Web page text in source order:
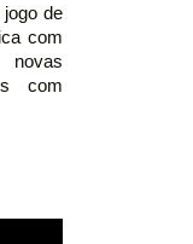
de
com
novas
com